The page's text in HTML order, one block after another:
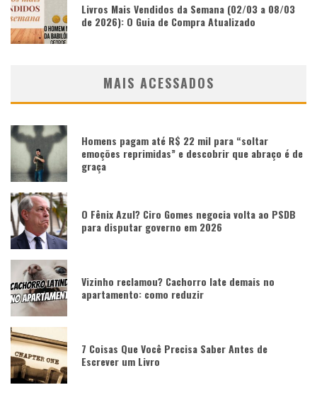
Livros Mais Vendidos da Semana (02/03 a 08/03
de 2026): O Guia de Compra Atualizado
MAIS ACESSADOS
Homens pagam até R$ 22 mil para “soltar
emoções reprimidas” e descobrir que abraço é de
graça
O Fênix Azul? Ciro Gomes negocia volta ao PSDB
para disputar governo em 2026
Vizinho reclamou? Cachorro late demais no
apartamento: como reduzir
7 Coisas Que Você Precisa Saber Antes de
Escrever um Livro